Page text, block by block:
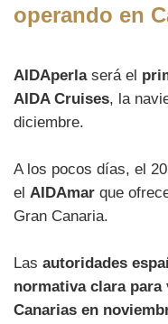
operando en
AIDAperlaserá el
AIDA Cruises, la
diciembre.
A los pocos días, el
el AIDAmar que
Gran Canaria.
Las autoridades
normativa clara
Canarias en